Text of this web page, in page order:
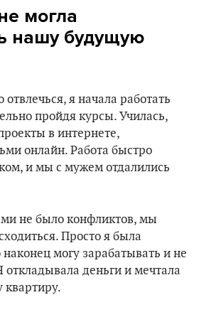
могла
нашу будущую
отвлечься, я начала работать
пройдя курсы. Училась,
в интернете,
онлайн. Работа быстро
и мы с мужем отдалились
не было конфликтов, мы
Просто я была
могу зарабатывать и не
откладывала деньги и мечтала
квартиру.